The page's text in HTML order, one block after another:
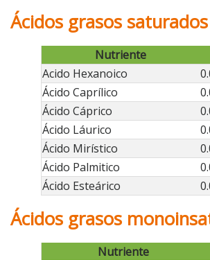
Ácidos grasos saturados
Nutriente
Acido Hexanoico
Ácido Caprílico
Ácido Cáprico
Ácido Láurico
Ácido Mirístico
Ácido Palmitico
Ácido Esteárico
Ácidos grasos
Nutriente